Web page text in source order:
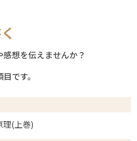
想を伝えませんか？
です。
理(上巻)